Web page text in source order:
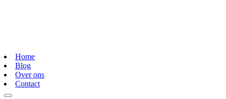
Home
Blog
Over ons
Contact